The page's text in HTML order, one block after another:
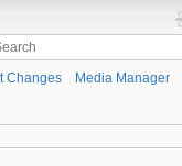
Changes Media Manager